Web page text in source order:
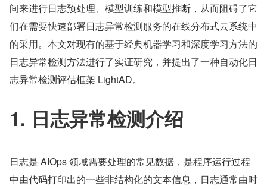
间来进行日志预处理、模型训练和模型推断，从而阻碍了它
们在需要快速部署日志异常检测服务的在线分布式云系统中
的采用。本文对现有的基于经典机器学习和深度学习方法的
日志异常检测方法进行了实证研究，并提出了一种自动化日
志异常检测评估框架 LightAD。
1. 日志异常检测介绍
日志是 AIOps 领域需要处理的常见数据，是程序运行过程
中由代码打印出的一些非结构化的文本信息，日志通常由时